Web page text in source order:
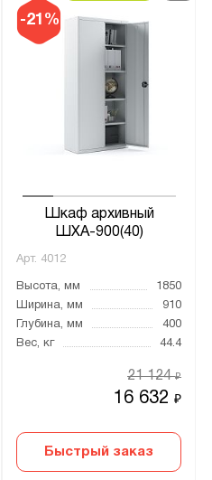
-21%
Шкаф архивный
ШХА-900(40)
Арт. 4012
Высота, мм
1850
Ширина, мм
910
Глубина, мм
400
Вес, кг
44.4
16 632₽
21 124₽
Быстрый заказ
еврозамок